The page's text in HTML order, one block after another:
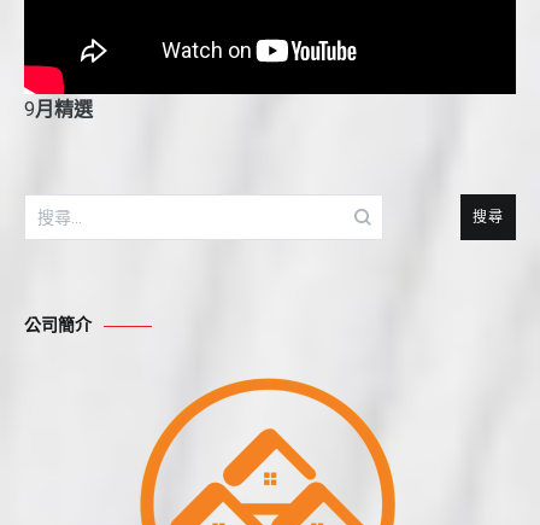
9月精選
搜
尋
字:
公司簡介